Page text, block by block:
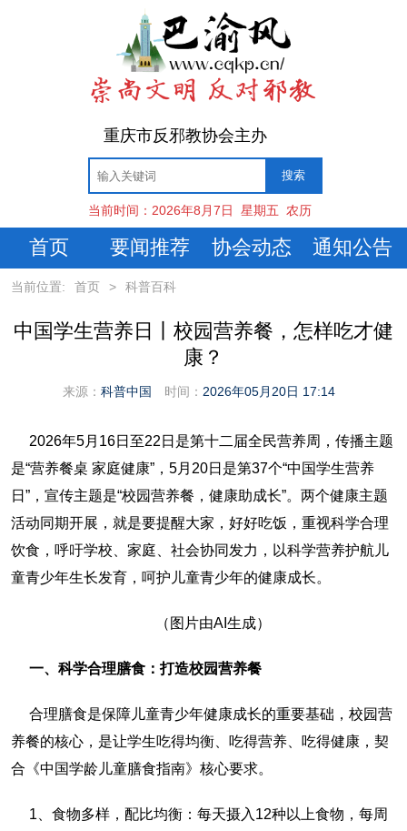
重庆市反邪教协会主办
当前时间： 2026年8月7日 星期五 农历
首页 要闻推荐 协会动态 通知公告
当前位置: 首页 > 科普百科
中国学生营养日丨校园营养餐，怎样吃才健
康？
来源： 科普中国 时间： 2026年05月20日 17:14
2026年5月16日至22日是第十二届全民营养周，传播主题
是“营养餐桌 家庭健康”，5月20日是第37个“中国学生营养
日”，宣传主题是“校园营养餐，健康助成长”。两个健康主题
活动同期开展，就是要提醒大家，好好吃饭，重视科学合理
饮食，呼吁学校、家庭、社会协同发力，以科学营养护航儿
童青少年生长发育，呵护儿童青少年的健康成长。
（图片由AI生成）
一、科学合理膳食：打造校园营养餐
合理膳食是保障儿童青少年健康成长的重要基础，校园营
养餐的核心，是让学生吃得均衡、吃得营养、吃得健康，契
合《中国学龄儿童膳食指南》核心要求。
1、食物多样，配比均衡：每天摄入12种以上食物，每周